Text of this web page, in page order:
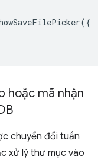
({
hoặc mã nhận
chuyển đổi tuần
xử lý thư mục vào